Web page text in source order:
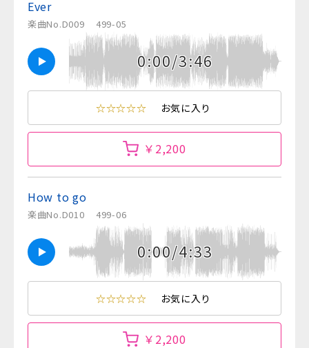
Ever
楽曲No.D009 499-05
0:00/3:46
☆☆☆☆☆ お気に入り
￥2,200
How to go
楽曲No.D010 499-06
0:00/4:33
☆☆☆☆☆ お気に入り
￥2,200